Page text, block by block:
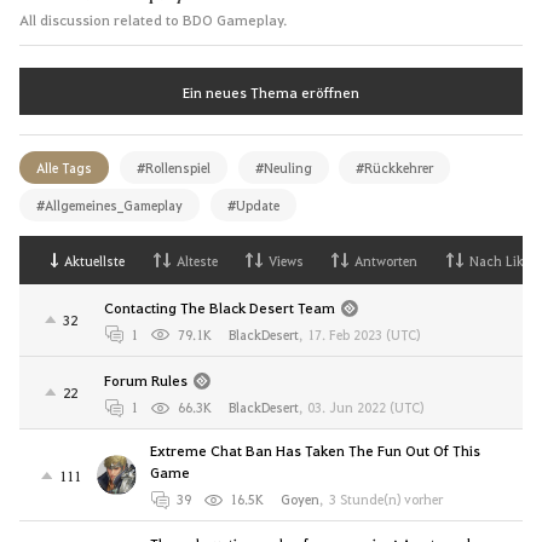
All discussion related to BDO Gameplay.
Ein neues Thema eröffnen
Alle Tags #Rollenspiel #Neuling #Rückkehrer
#Allgemeines_Gameplay #Update
Aktuellste Alteste Views Antworten Nach Likes
32
Contacting The Black Desert Team
1 79.1K BlackDesert, 17. Feb 2023 (UTC)
22
Forum Rules
1 66.3K BlackDesert, 03. Jun 2022 (UTC)
111
Extreme Chat Ban Has Taken The Fun Out Of This
Game
39 16.5K Goyen, 3 Stunde(n) vorher